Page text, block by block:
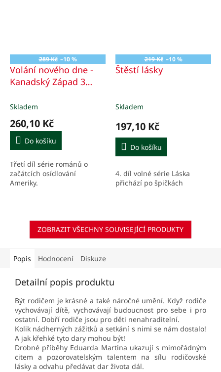
289 Kč –10 %
Volání nového dne -
Kanadský Západ 3
Čekají je však další
výzvy
Skladem
260,10 Kč
Do košíku
Třetí díl série románů o
začátcích osídlování
Ameriky.
219 Kč –10 %
Štěstí lásky
Skladem
197,10 Kč
Do košíku
4. díl volné série Láska
přichází po špičkách
ZOBRAZIT VŠECHNY SOUVISEJÍCÍ PRODUKTY
Popis Hodnocení Diskuze
Detailní popis produktu
Být rodičem je krásné a také náročné umění. Když rodiče
vychovávají dítě, vychovávají budoucnost pro sebe i pro
ostatní. Dobří rodiče jsou pro děti nenahraditelní.
Kolik nádherných zážitků a setkání s nimi se nám dostalo!
A jak křehké tyto dary mohou být!
Drobné příběhy Eduarda Martina ukazují s mimořádným
citem a pozorovatelským talentem na sílu rodičovské
lásky a odvahu předávat dar života dál.